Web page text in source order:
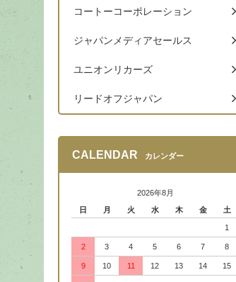
コートーコーポレーション
ジャパンメディアセールス
ユニオンリカーズ
リードオフジャパン
CALENDAR カレンダー
2026年8月
日
月 火 水 木 金 土
1
2 3 4 5 6 7 8
9 10 11 12 13 14 15